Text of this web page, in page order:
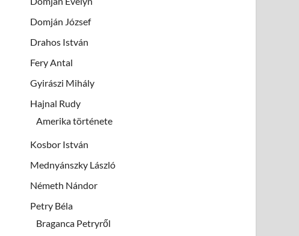
Domján József
Drahos István
Fery Antal
Gyirászi Mihály
Hajnal Rudy
Amerika története
Kosbor István
Mednyánszky László
Németh Nándor
Petry Béla
Braganca Petryről